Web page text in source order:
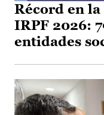
Récord en
IRPF 2026:
entidades